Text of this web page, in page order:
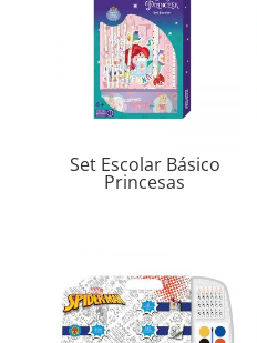
Set Escolar Básico
Princesas